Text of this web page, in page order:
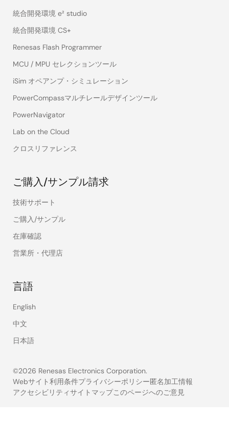
統合開発環境 e² studio
統合開発環境 CS+
Renesas Flash Programmer
MCU / MPU セレクションツール
iSim オペアンプ・シミュレーション
PowerCompassマルチレールデザインツール
PowerNavigator
Lab on the Cloud
クロスリファレンス
ご購入/サンプル請求
技術サポート
ご購入/サンプル
在庫確認
営業所・代理店
言語
English
中文
日本語
©2026 Renesas Electronics Corporation.
Legal
Webサイト利用条件プライバシーポリシー匿名加工情報
アクセシビリティサイトマップこのページへのご意見